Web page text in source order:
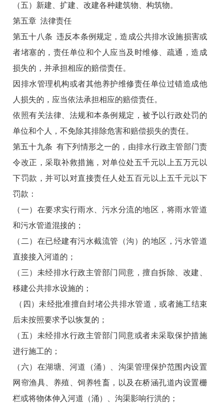
（五）新建、扩建、改建各种建筑物、构筑物。
第五章 法律责任
第五十八条 违反本条例规定，造成公共排水设施损害或
者堵塞的，责任单位和个人应当及时维修、疏通，造成
损失的，并承担相应的赔偿责任。
因排水管理机构或者其他养护维修责任单位过错造成他
人损失的，应当依法承担相应的赔偿责任。
依照有关法律、法规和本条例规定，被予以行政处罚的
单位和个人，不免除其排除危害和赔偿损失的责任。
第五十九条 有下列情形之一的，由排水行政主管部门责
令改正，采取补救措施，对单位处五千元以上五万元以
下罚款，并可以对直接责任人处五百元以上五千元以下
罚款：
（一）在要求实行雨水、污水分流的地区，将雨水管道
和污水管道混接的；
（二）在已经建有污水截流管（沟）的地区，污水管道
直接接入河道的；
（三）未经排水行政主管部门同意，擅自拆除、改建、
移建公共排水设施的；
（四）未经批准擅自封堵公共排水管道，或者施工结束
后未按照要求予以恢复的；
（五）未经排水行政主管部门同意或者未采取保护措施
进行施工的；
（六）在湖塘、河道（涌）、沟渠管理保护范围内设置
网帘渔具、养殖、饲养牲畜，以及在桥涵孔道内设置栅
栏或将物体伸入河道（涌）、沟渠影响行洪的；